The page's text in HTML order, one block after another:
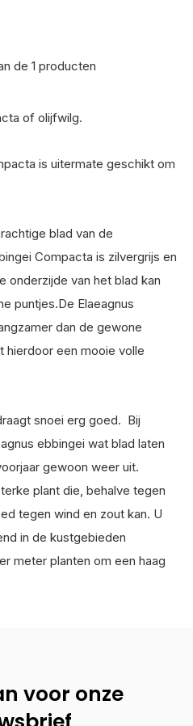
de 1 producten
of olijfwilg.
is uitermate geschikt om
blad van de
Compacta is zilvergrijs en
onderzijde van het blad kan
puntjes.De Elaeagnus
dan de gewone
hierdoor een mooie volle
snoei erg goed. Bij
ebbingei wat blad laten
gewoon weer uit.
plant die, behalve tegen
tegen wind en zout kan. U
in de kustgebieden
meter planten om een haag
voor onze